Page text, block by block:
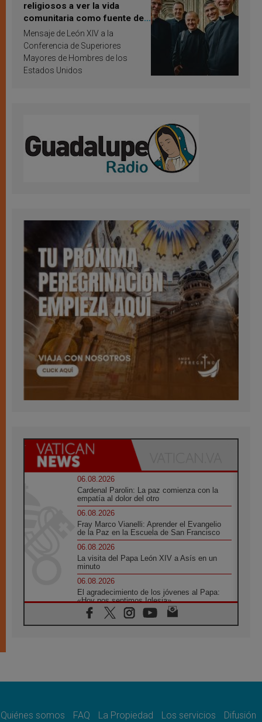
religiosos a ver la vida
comunitaria como fuente de
inspiración y santificación
Mensaje de León XIV a la
Conferencia de Superiores
Mayores de Hombres de los
Estados Unidos
06.08.2026
Cardenal Parolin: La paz comienza con la
empatía al dolor del otro
06.08.2026
Fray Marco Vianelli: Aprender el Evangelio
de la Paz en la Escuela de San Francisco
06.08.2026
La visita del Papa León XIV a Asís en un
minuto
06.08.2026
El agradecimiento de los jóvenes al Papa:
«Hoy nos sentimos Iglesia»
06.08.2026
Líbano: Reanudan los coloquios en Roma en
paz
Quiénes somos FAQ La Propiedad Los servicios Difusión